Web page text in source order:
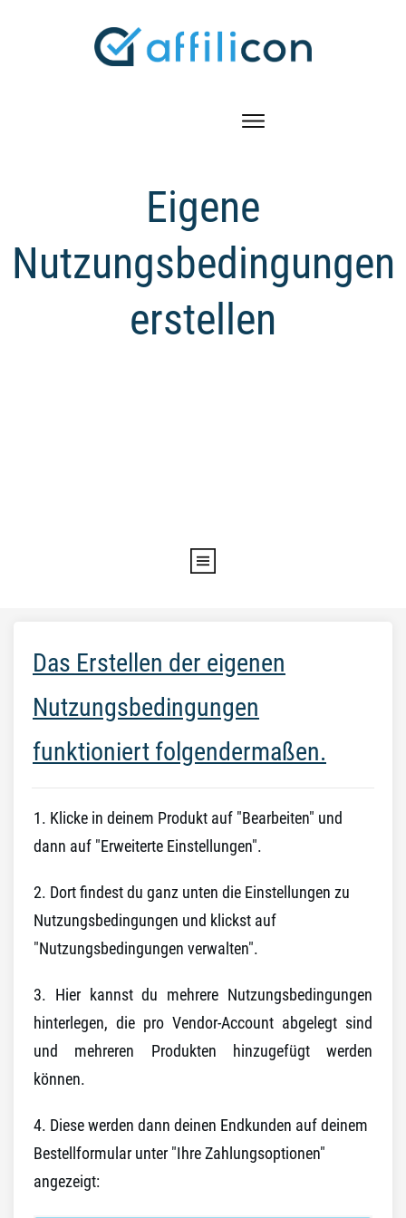
Eigene
Nutzungsbedingungen
erstellen
Das Erstellen der eigenen
Nutzungsbedingungen
funktioniert folgendermaßen.
1. Klicke in deinem Produkt auf "Bearbeiten" und
dann auf "Erweiterte Einstellungen".
2. Dort findest du ganz unten die Einstellungen zu
Nutzungsbedingungen und klickst auf
"Nutzungsbedingungen verwalten".
3. Hier kannst du mehrere Nutzungsbedingungen
hinterlegen, die pro Vendor-Account abgelegt sind
und mehreren Produkten hinzugefügt werden
können.
4. Diese werden dann deinen Endkunden auf deinem
Bestellformular unter "Ihre Zahlungsoptionen"
angezeigt: